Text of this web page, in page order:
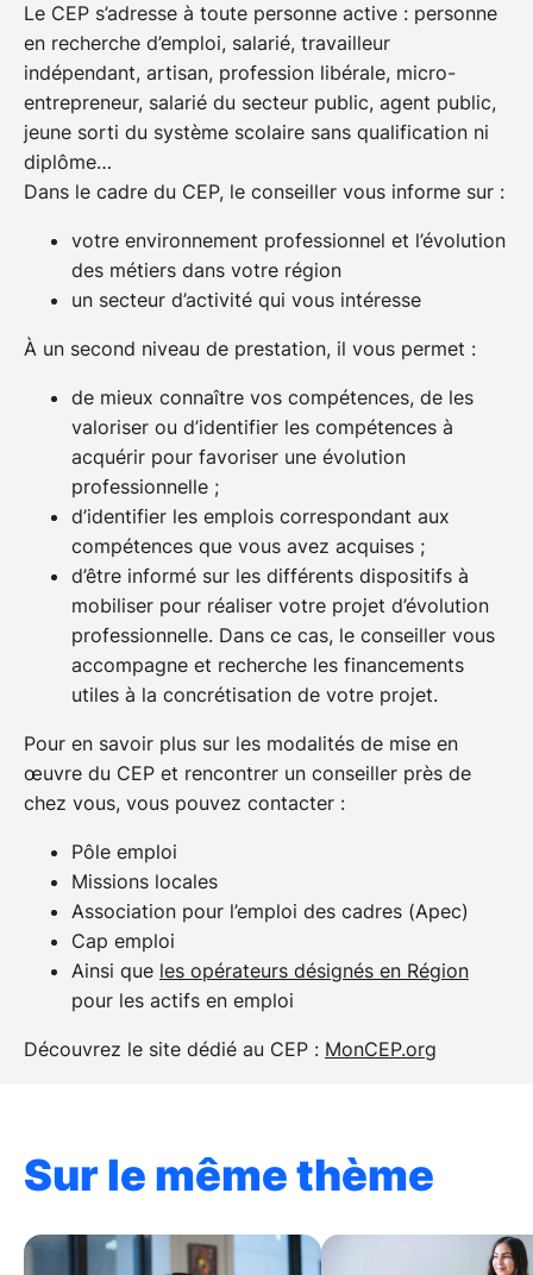
au regard notamment des évolutions
technologiques. Pour cela, il doit leur proposer
des formations prévues dans le cadre du plan
de développement des compétences.Plus
d’infos
CPF (Compte Personnel de Formation) : Le
compte personnel de formation (CPF) est
utilisable par tout salarié, tout au long de sa vie
active, y compris en période de chômage,
uniquement pour suivre une formation
qualifiante ou certifiante.
Recherchez une formation éligible au CPF : ici
Formation) : Le projet de transition
professionnelle (PTP), ex-Cif, permet au salarié
de s’absenter de son poste afin de suivre une
formation pour se qualifier, évoluer ou se
reconvertir.Plus d’infos
Pro-A (ex période de professionnalisation) : La
reconversion ou la promotion par alternance
(ex-période de professionnalisation), dite Pro-A,
vise à favoriser, par une formation en
alternance, le maintien dans l’emploi des salariés
les moins qualifiés.Plus d’infos
Vous êtes salarié(e) du
Veuillez consulter votre responsable RH.
Vous êtes indépendant(e)
Veuillez contacter votre OPCO (Opérateur de
Formation de votre secteur d’activité)
Auto entrepreneur : FIF-PL (FIF-PL )
Artisan : FAF FAFCEA
Le CEP s’adresse à toute personne active : personne
en recherche d’emploi, salarié, travailleur
indépendant, artisan, profession libérale, micro-
entrepreneur, salarié du secteur public, agent public,
jeune sorti du système scolaire sans qualification ni
diplôme…
Dans le cadre du CEP, le conseiller vous informe sur :
votre environnement professionnel et l’évolution
des métiers dans votre région
un secteur d’activité qui vous intéresse
À un second niveau de prestation, il vous permet :
de mieux connaître vos compétences, de les
valoriser ou d’identifier les compétences à
acquérir pour favoriser une évolution
professionnelle ;
d’identifier les emplois correspondant aux
compétences que vous avez acquises ;
d’être informé sur les différents dispositifs à
mobiliser pour réaliser votre projet d’évolution
professionnelle. Dans ce cas, le conseiller vous
accompagne et recherche les financements
utiles à la concrétisation de votre projet.
Pour en savoir plus sur les modalités de mise en
œuvre du CEP et rencontrer un conseiller près de
chez vous, vous pouvez contacter :
Pôle emploi
Missions locales
Association pour l’emploi des cadres (Apec)
Cap emploi
Ainsi que les opérateurs désignés en Région
pour les actifs en emploi
Découvrez le site dédié au CEP : MonCEP.org
Sur le même thème